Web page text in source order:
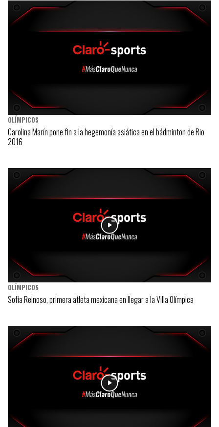
OLÍMPICOS
Carolina Marín pone fin a la hegemonía asiática en el bádminton de Rio
2016
OLÍMPICOS
Sofía Reinoso, primera atleta mexicana en llegar a la Villa Olímpica